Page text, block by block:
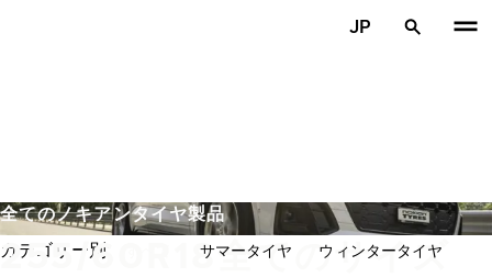
JP
255/60R18全てのサイズ
全てのノキアンタイヤ製品
カテゴリー別:
サマータイヤ ウィンタータイヤ